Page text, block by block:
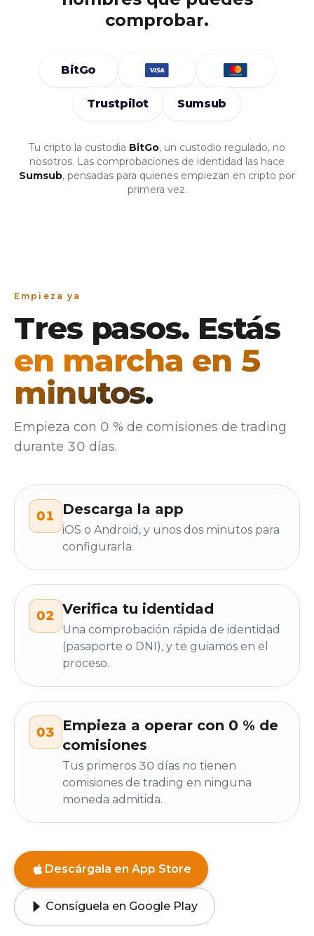
comprobar.
BitGo
Trustpilot Sumsub
Tu cripto la custodia BitGo, un custodio regulado, no
nosotros. Las comprobaciones de identidad las hace
Sumsub, pensadas para quienes empiezan en cripto por
primera vez.
Empieza ya
Tres pasos. Estás
en marcha en 5
minutos.
Empieza con 0 % de comisiones de trading
durante 30 días.
01 Descarga la app
iOS o Android, y unos dos minutos para
configurarla.
02 Verifica tu identidad
Una comprobación rápida de identidad
(pasaporte o DNI), y te guiamos en el
proceso.
03
Empieza a operar con 0 % de
comisiones
Tus primeros 30 días no tienen
comisiones de trading en ninguna
moneda admitida.
Descárgala en App Store
Consíguela en Google Play